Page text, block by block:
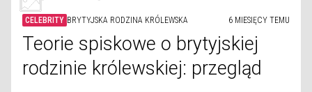
CELEBRITY BRYTYJSKA RODZINA KRÓLEWSKA 6 MIESIĘCY TEMU
Teorie spiskowe o brytyjskiej
rodzinie królewskiej: przegląd